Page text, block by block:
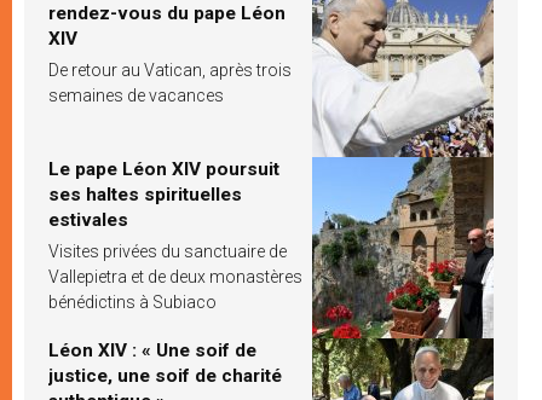
rendez-vous du pape Léon
XIV
De retour au Vatican, après trois
semaines de vacances
Le pape Léon XIV poursuit
ses haltes spirituelles
estivales
Visites privées du sanctuaire de
Vallepietra et de deux monastères
bénédictins à Subiaco
Léon XIV : « Une soif de
justice, une soif de charité